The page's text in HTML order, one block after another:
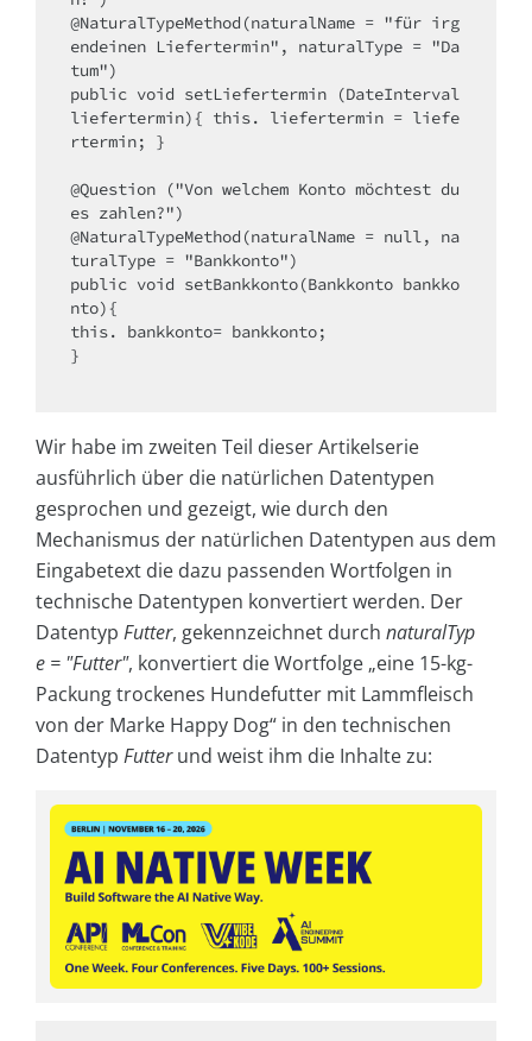
@NaturalTypeMethod(naturalName = "für irg
endeinen Liefertermin", naturalType = "Da
tum")
public void setLiefertermin (DateInterval
liefertermin){ this. liefertermin = liefe
rtermin; }
@Question ("Von welchem Konto möchtest du
es zahlen?")
@NaturalTypeMethod(naturalName = null, na
turalType = "Bankkonto")
public void setBankkonto(Bankkonto bankko
nto){
this. bankkonto= bankkonto;
}
Wir habe im zweiten Teil dieser Artikelserie
ausführlich über die natürlichen Datentypen
gesprochen und gezeigt, wie durch den
Mechanismus der natürlichen Datentypen aus dem
Eingabetext die dazu passenden Wortfolgen in
technische Datentypen konvertiert werden. Der
Datentyp Futter, gekennzeichnet durch naturalTyp
e = "Futter", konvertiert die Wortfolge „eine 15-kg-
Packung trockenes Hundefutter mit Lammfleisch
von der Marke Happy Dog“ in den technischen
Datentyp Futterund weist ihm die Inhalte zu: